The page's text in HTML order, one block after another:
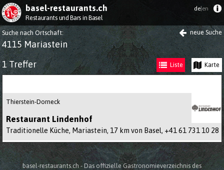
basel-restaurants.ch
Restaurants und Bars in Basel
de|en
Suche nach Ortschaft: neue Suche
4115 Mariastein
1 Treffer
Liste Karte
Thierstein-Dorneck
Restaurant Lindenhof
Traditionelle Küche, Mariastein, 17 km von Basel, +41 61 731 10 28
basel-restaurants.ch - Das offizielle Gastronomieverzeichnis des